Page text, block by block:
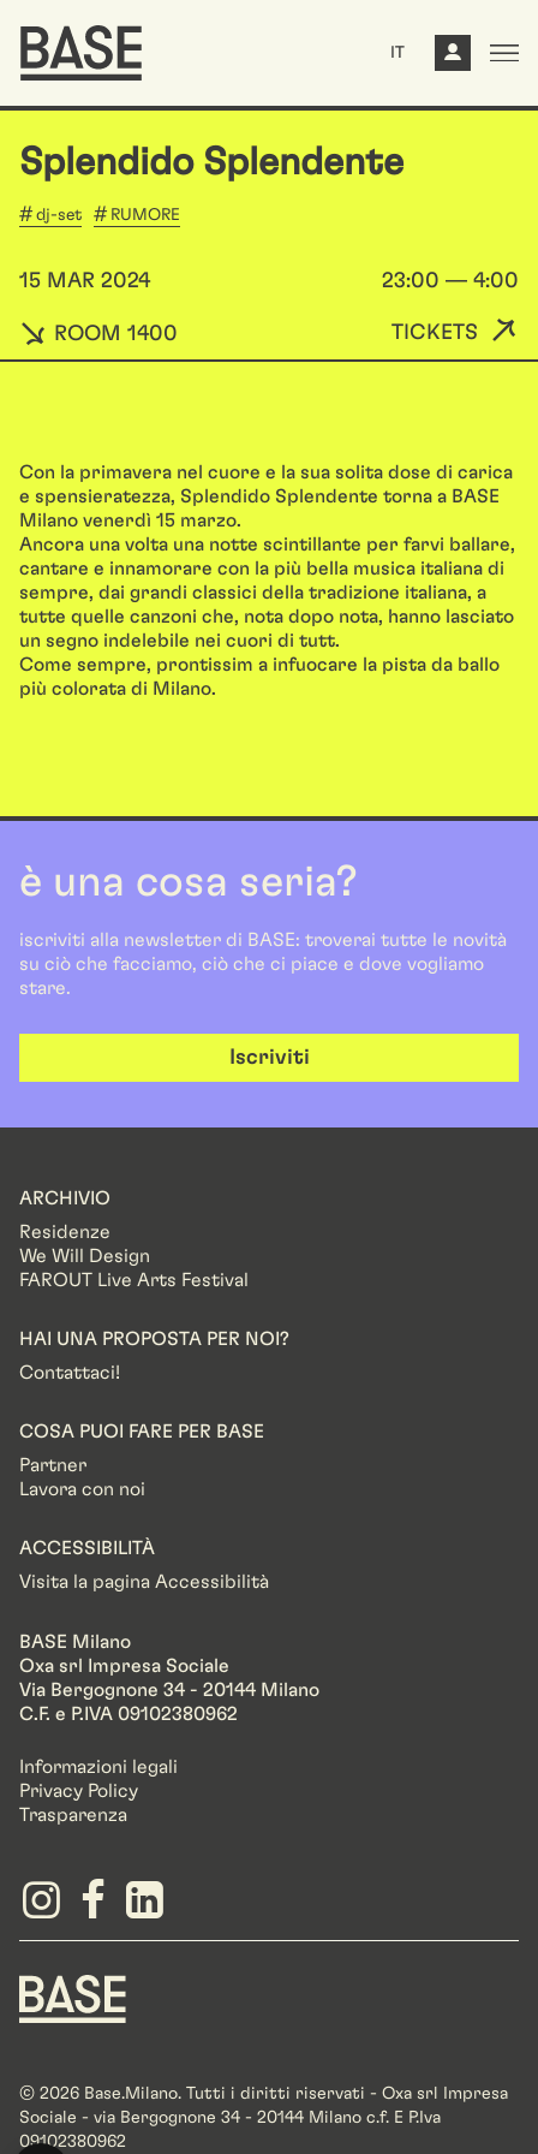
IT
Splendido Splendente
dj-set RUMORE
15 MAR 2024 23:00 — 4:00
ROOM 1400 TICKETS
Con la primavera nel cuore e la sua solita dose di carica
e spensieratezza, Splendido Splendente torna a BASE
Milano venerdì 15 marzo.
Ancora una volta una notte scintillante per farvi ballare,
cantare e innamorare con la più bella musica italiana di
sempre, dai grandi classici della tradizione italiana, a
tutte quelle canzoni che, nota dopo nota, hanno lasciato
un segno indelebile nei cuori di tutt.
Come sempre, prontissim a infuocare la pista da ballo
più colorata di Milano.
è una cosa seria?
iscriviti alla newsletter di BASE: troverai tutte le novità
su ciò che facciamo, ciò che ci piace e dove vogliamo
stare.
Iscriviti
ARCHIVIO
Residenze
We Will Design
FAROUT Live Arts Festival
HAI UNA PROPOSTA PER NOI?
Contattaci!
COSA PUOI FARE PER BASE
Partner
Lavora con noi
ACCESSIBILITÀ
Visita la pagina Accessibilità
BASE Milano
Oxa srl Impresa Sociale
Via Bergognone 34 - 20144 Milano
C.F. e P.IVA 09102380962
Informazioni legali
Privacy Policy
Trasparenza
© 2026 Base.Milano. Tutti i diritti riservati - Oxa srl Impresa
Sociale - via Bergognone 34 - 20144 Milano c.f. E P.Iva
09102380962